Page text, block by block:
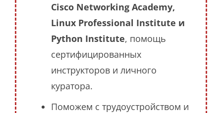
Cisco Networking Academy,
Linux Professional Institute и
Python Institute, помощь
сертифицированных
инструкторов и личного
куратора.
Поможем с трудоустройством и